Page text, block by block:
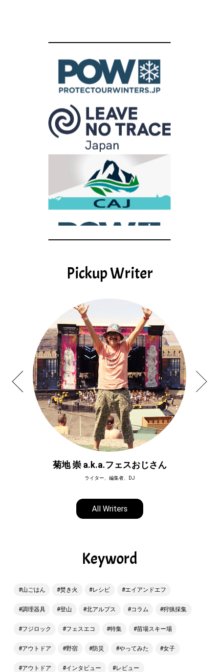
Pickup Writer
菊地 崇 a.k.a.フェスおじさん
ライター、編集者、DJ
All Writers
Keyword
山ごはん 焚き火 レシピ エイアンドエフ
調理器具 登山 北アルプス コラム 狩猟採集
フジロック フェスエコ 特集 苗場スキー場
アウトドア 野宿 防災 やってみた 女子
アウトドア インタビュー レビュー